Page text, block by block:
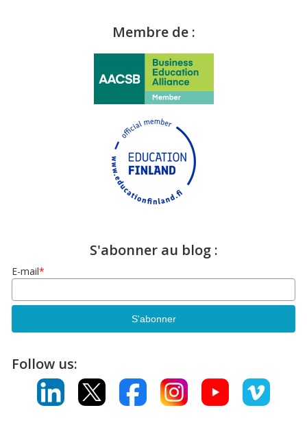
Membre de :
S'abonner au blog :
E-mail*
Follow us: